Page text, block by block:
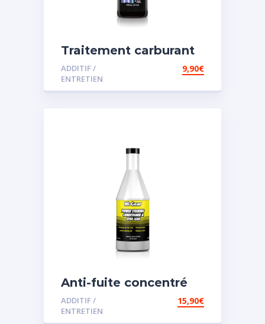
Traitement carburant
diesel et essence
ADDITIF /
ENTRETIEN
9,90€
Anti-fuite concentré
pour direction
assistée
ADDITIF /
ENTRETIEN
15,90€